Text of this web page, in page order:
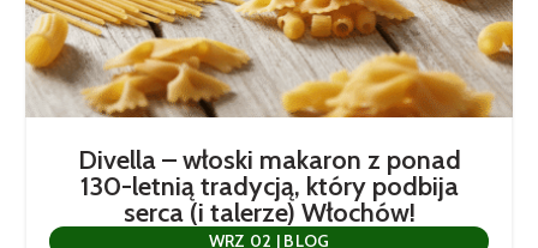
Divella – włoski makaron z ponad
130-letnią tradycją, który podbija
serca (i talerze) Włochów!
WRZ 02 | BLOG